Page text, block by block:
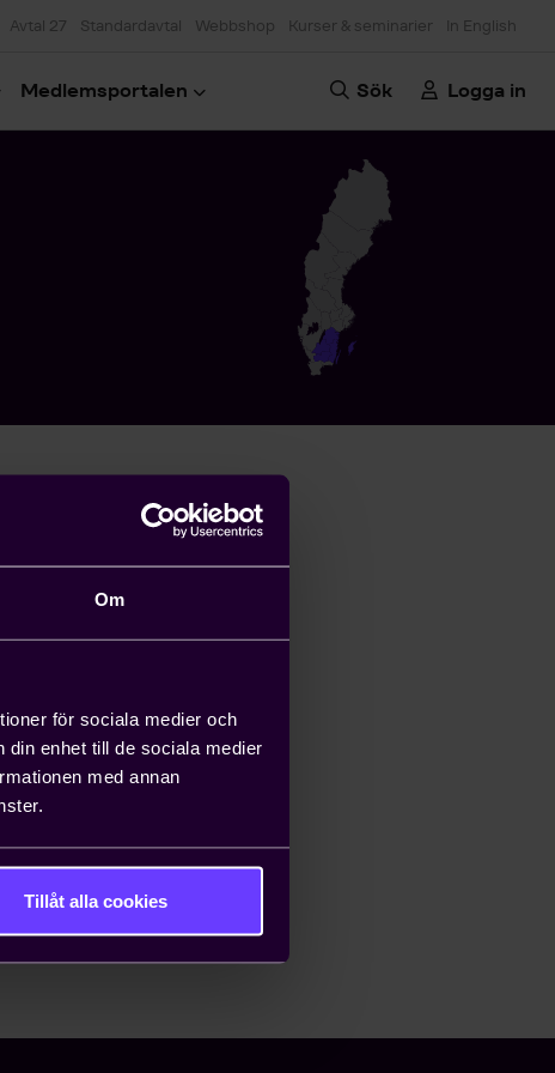
Om
för sociala medier och
din enhet till de sociala medier
med annan
Tillåt alla cookies
Avtal 27 Standardavtal Webbshop Kurser & seminarier In English
Medlemsportalen Sök Logga in